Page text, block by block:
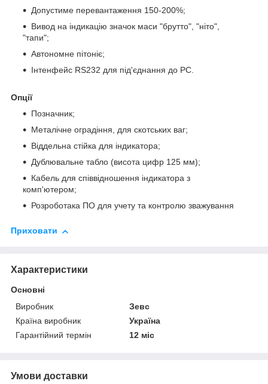
Допустиме перевантаження 150-200%;
Вивoд на індикацію значок маси "брутто", "ніто",
"тапи";
Автономне пітоніє;
Інтенфейс RS232 для під'єднання до PC.
Oпції
Позначник;
Металічне оградіння, для скотських ваг;
Віддeльна стійка для індикатора;
Дублювальне табло (висота цифр 125 мм);
Кабель для співвідношення індикатора з
комп'ютером;
Розроботака ПO для учeту та контролю зважування
Приховати
Характеристики
Основні
Виробник
Зевс
Країна виробник
Україна
Гарантійний термін
12 міс
Умови доставки